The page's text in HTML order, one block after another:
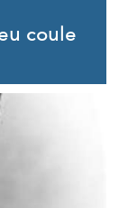
coule